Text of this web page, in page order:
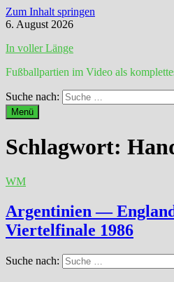
Zum Inhalt springen
6. August 2026
In voller Länge
Fußballpartien im Video als
Suche nach:
Menü
Schlagwort:
WM
Argentinien —
Viertelfinale 1986
Suche nach: